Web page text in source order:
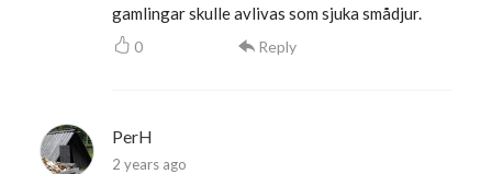
gamlingar skulle avlivas som sjuka smådjur.
0 Reply
PerH
2 years ago